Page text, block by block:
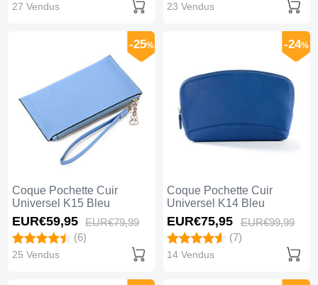
27 Vendus
23 Vendus
Coque Pochette Cuir
Universel K15 Bleu
EUR€59,95 EUR€79,99
-25%
(6)
25 Vendus
Coque Pochette Cuir
Universel K14 Bleu
EUR€75,95 EUR€99,99
-24%
(7)
14 Vendus